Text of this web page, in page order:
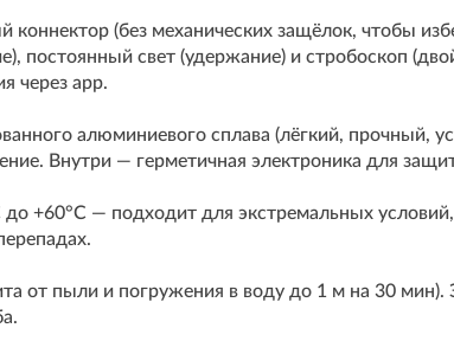
коннектор (без механических защёлок, чтобы
постоянный свет (удержание) и стробоскоп
через app.
алюминиевого сплава (лёгкий, прочный,
Внутри — герметичная электроника для
до +60°C — подходит для экстремальных
от пыли и погружения в воду до 1 м на 30